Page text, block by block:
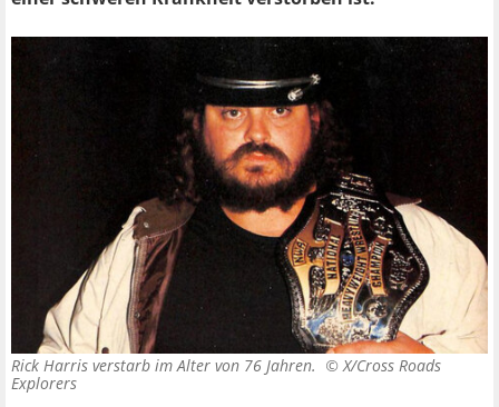
Rick Harris verstarb im Alter von 76 Jahren. ©X/Cross Roads
Explorers